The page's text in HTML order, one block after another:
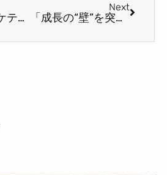
【警鐘】マーケティングなき広告は、暗闇に叫ぶようなもの。BtoB・地方企業も例外ではない！
Next
「成長の“壁”を突破するヒント」経営者が立ち止まって考えるべき時とは？